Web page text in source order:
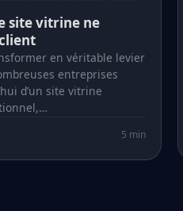
site vitrine ne
en véritable levier
entreprises
d’un site vitrine
5 min